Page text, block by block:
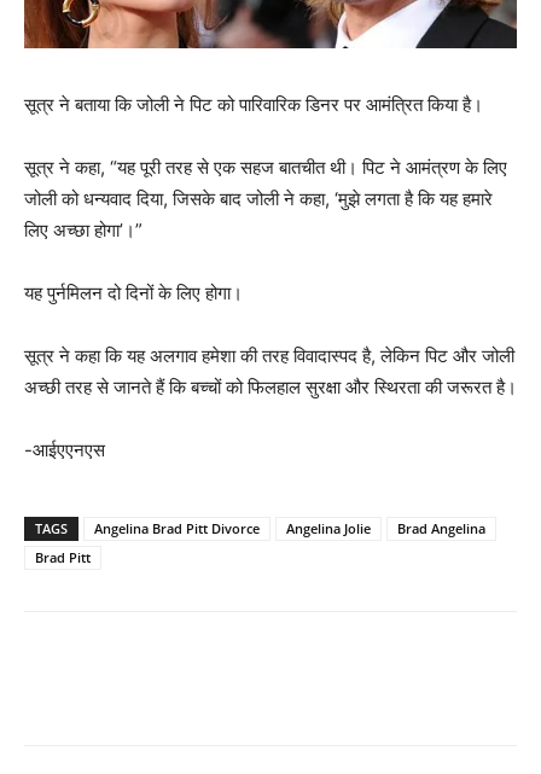
सूत्र ने बताया कि जोली ने पिट को पारिवारिक डिनर पर आमंत्रित किया है।
सूत्र ने कहा, “यह पूरी तरह से एक सहज बातचीत थी। पिट ने आमंत्रण के लिए
जोली को धन्यवाद दिया, जिसके बाद जोली ने कहा, ‘मुझे लगता है कि यह हमारे
लिए अच्छा होगा’।”
यह पुर्नमिलन दो दिनों के लिए होगा।
सूत्र ने कहा कि यह अलगाव हमेशा की तरह विवादास्पद है, लेकिन पिट और जोली
अच्छी तरह से जानते हैं कि बच्चों को फिलहाल सुरक्षा और स्थिरता की जरूरत है।
-आईएएनएस
TAGS Angelina Brad Pitt Divorce Angelina Jolie
Brad Angelina
Brad Pitt